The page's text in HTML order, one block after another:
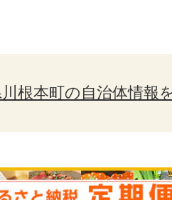
根本町の自治体情報